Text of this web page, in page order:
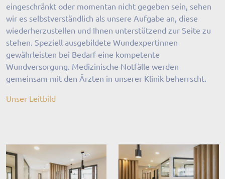
eingeschränkt oder momentan nicht gegeben sein, sehen
wir es selbstverständlich als unsere Aufgabe an, diese
wiederherzustellen und Ihnen unterstützend zur Seite zu
stehen. Speziell ausgebildete Wundexpertinnen
gewährleisten bei Bedarf eine kompetente
Wundversorgung. Medizinische Notfälle werden
gemeinsam mit den Ärzten in unserer Klinik beherrscht.
Unser Leitbild